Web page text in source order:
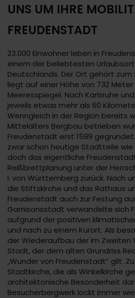
UNS UM IHRE
FREUDENSTADT
23.000 Einwohner leben in
einem der beliebtesten
Deutschlands. Der Ort gehört zum
liegt auf einer Höhe von 732
Meeresspiegel. Nach Karlsruhe
jeweils etwas mehr als 60
Wenngleich in der Region bereits
Mittelalters Bergbau betrieben
Freudenstadt erst 1599
zwar schon heutige Stadtteile
doch das eigentliche
Reißbrettplanung unter der
I. von Württemberg zurück. Nach
die Stiftskirche und das Rathaus
Freudenstadt auch zur Festung
Garnisonsstadt verwandelte sich
aufgrund der positiven
und nach zu einem Kurort. Als
der Wiederaufbau der im Zweiten
Stadt, der dem alten Grundriss
„Wunder von Freudenstadt“ gilt.
Stadtkirche, die als Winkelkirche
architektonische Besonderheit
Besucherbergwerk lockt immer